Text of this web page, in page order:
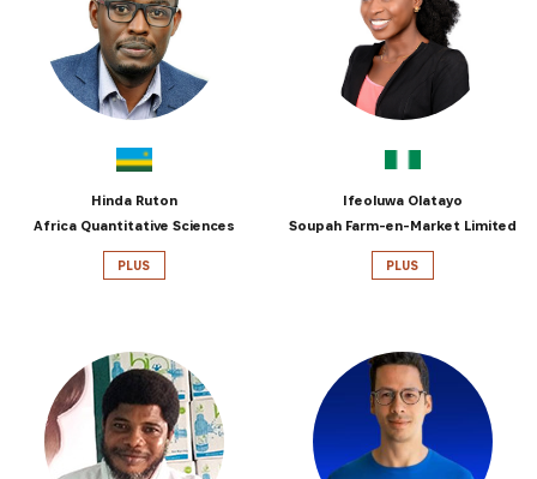
INSCRIVEZ-VOUS À NOTRE
NEWSLETTER
Netpreneur Prize Initiative, nos héros et nos
partenaires
Hinda Ruton
Africa Quantitative Sciences
PLUS
Ifeoluwa Olatayo
Soupah Farm-en-Market Limited
PLUS